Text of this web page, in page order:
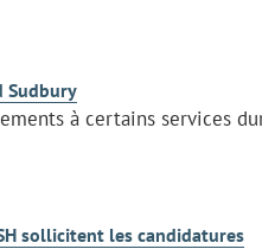
Sudbury
à certains services
sollicitent les candidatures